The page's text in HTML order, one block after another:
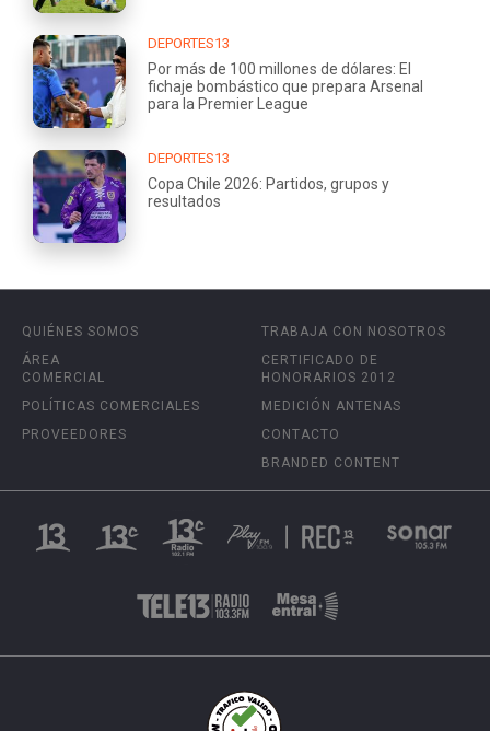
DEPORTES13
Por más de 100 millones de dólares: El
fichaje bombástico que prepara Arsenal
para la Premier League
DEPORTES13
Copa Chile 2026: Partidos, grupos y
resultados
QUIÉNES SOMOS
ÁREA
COMERCIAL
POLÍTICAS COMERCIALES
PROVEEDORES
TRABAJA CON NOSOTROS
CERTIFICADO DE
HONORARIOS 2012
MEDICIÓN ANTENAS
CONTACTO
BRANDED CONTENT